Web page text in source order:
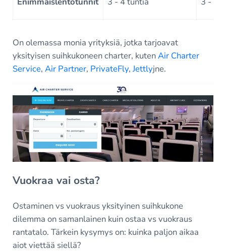
On olemassa monia yrityksiä, jotka tarjoavat
yksityisen suihkukoneen charter, kutenAir Charter
Service, Air Partner, PrivateFly,Jettlyjne.
Vuokraa vai osta?
Ostaminen vs vuokraus yksityinen suihkukone
dilemma on samanlainen kuin ostaa vs vuokraus
rantatalo. Tärkein kysymys on: kuinka paljon aikaa
aiot viettää siellä?